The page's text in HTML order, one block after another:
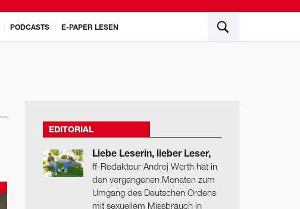
PODCASTS E-PAPER LESEN
EDITORIAL
Liebe Leserin, lieber Leser,
ff-Redakteur Andrej Werth hat in
den vergangenen Monaten zum
Umgang des Deutschen Ordens
mit sexuellem Missbrauch in